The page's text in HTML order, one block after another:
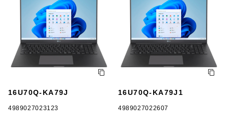
16U70Q-KA79J
4989027023123
16U70Q-KA79J1
4989027022607